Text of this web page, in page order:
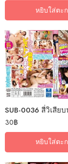
หยิบใส่ตะ
30฿
หยิบใส่ตะ